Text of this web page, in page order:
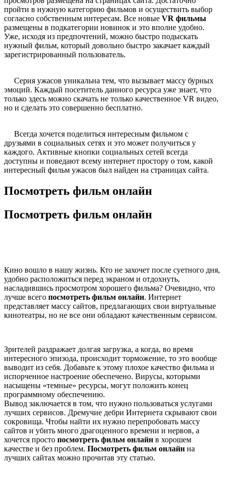
пройти в нужную категорию фильмов и осуществить выбор
согласно собственным интересам. Все новые VR фильмы
размещены в подкатегории новинок и это вполне удобно.
Уже, исходя из предпочтений, можно быстро подыскать
нужный фильм, который довольно быстро закачает каждый
зарегистрированный пользователь.
Серия ужасов уникальна тем, что вызывает массу бурных
эмоций. Каждый посетитель данного ресурса уже знает, что
только здесь можно скачать не только качественное VR видео,
но и сделать это совершенно бесплатно.
Всегда хочется поделиться интересным фильмом с
друзьями в социальных сетях и это может получиться у
каждого. Активные кнопки социальных сетей всегда
доступны и поведают всему интернет простору о том, какой
интересный фильм ужасов был найден на страницах сайта.
Посмотреть фильм онлайн
Посмотреть фильм онлайн
Кино вошло в нашу жизнь. Кто не захочет после суетного дня,
удобно расположиться перед экраном и отдохнуть,
насладившись просмотром хорошего фильма? Очевидно, что
лучше всего посмотреть фильм онлайн. Интернет
представляет массу сайтов, предлагающих свои виртуальные
кинотеатры, но не все они обладают качественным сервисом.
Зрителей раздражает долгая загрузка, а когда, во время
интересного эпизода, происходит торможение, то это вообще
выводит из себя. Добавьте к этому плохое качество фильма и
испорченное настроение обеспечено. Вирусы, которыми
насыщены «темные» ресурсы, могут положить конец
программному обеспечению.
Вывод заключается в том, что нужно пользоваться услугами
лучших сервисов. Дремучие дебри Интернета скрывают свои
сокровища. Чтобы найти их нужно перепробовать массу
сайтов и убить много драгоценного времени и нервов, а
хочется просто посмотреть фильм онлайн в хорошем
качестве и без проблем. Посмотреть фильм онлайн на
лучших сайтах можно прочитав эту статью.